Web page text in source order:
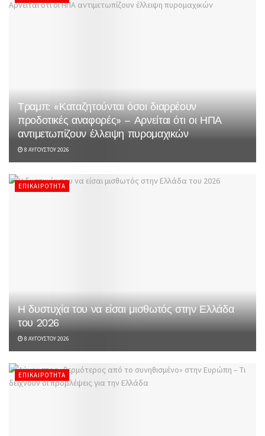
Τραμπ: «Καταζητούνται όσοι διαρρέουν
προδοτικές αναφορές» – Αρνείται ότι οι ΗΠΑ
αντιμετωπίζουν έλλειψη πυρομαχικών
8 ΑΥΓΟΎΣΤΟΥ 2026
ΕΠΙΚΑΙΡΌΤΗΤΑ
Η δυστυχία του να είσαι μισθωτός στην Ελλάδα
του 2026
8 ΑΥΓΟΎΣΤΟΥ 2026
ΕΠΙΚΑΙΡΌΤΗΤΑ